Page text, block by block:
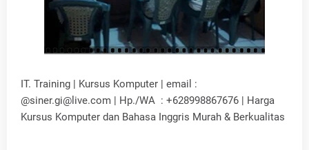
IT. Training | Kursus Komputer | email :
@siner.gi@live.com | Hp./WA : +628998867676 | Harga
Kursus Komputer dan Bahasa Inggris Murah & Berkualitas